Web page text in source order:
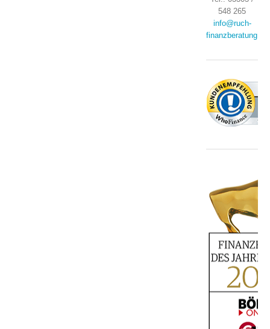
548 265
info@ruch-
finanzberatung.de